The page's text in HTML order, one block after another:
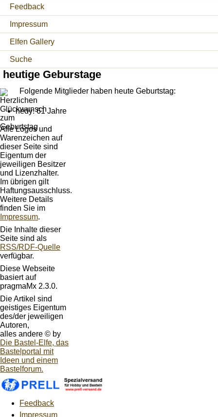
Feedback
Impressum
Elfen Gallery
Suche
heutige Geburstage
Folgende Mitglieder haben heute Geburtstag:
hedy: 61 Jahre
Alle Logos und
Warenzeichen auf
dieser Seite sind
Eigentum der
jeweiligen Besitzer
und Lizenzhalter.
Im übrigen gilt
Haftungsausschluss.
Weitere Details
finden Sie im
Impressum.
Die Inhalte dieser
Seite sind als
RSS/RDF-Quelle
verfügbar.
Diese Webseite
basiert auf
pragmaMx 2.3.0.
Die Artikel sind
geistiges Eigentum
des/der jeweiligen
Autoren,
alles andere © by
Die Bastel-Elfe, das
Bastelportal mit
Ideen und einem
Bastelforum.
Feedback
Impressum